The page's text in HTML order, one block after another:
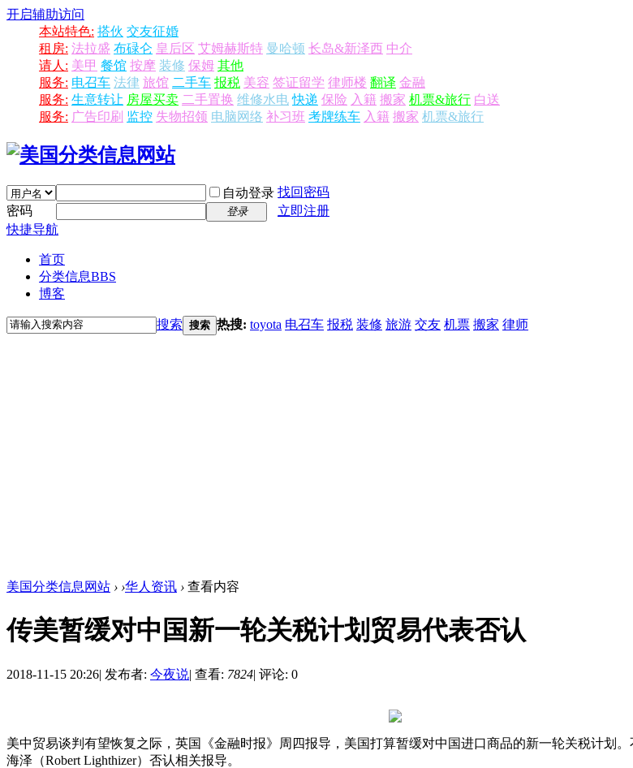
开启辅助访问
本站特色: 搭伙 交友征婚
租房: 法拉盛 布碌仑 皇后区 艾姆赫斯特 曼哈顿 长岛&新泽西 中介
请人: 美甲 餐馆 按摩 装修 保姆 其他
服务: 电召车 法律 旅馆 二手车 报税 美容 签证留学 律师楼 翻译 金融
服务: 生意转让 房屋买卖 二手置换 维修水电 快递 保险 入籍 搬家 机票&旅行 白送
服务: 广告印刷 监控 失物招领 电脑网络 补习班 考牌练车 入籍 搬家 机票&旅行
自动登录 找回密码
密码
登录
立即注册
快捷导航
首页
分类信息BBS
博客
搜索 搜索 热搜: toyota 电召车 报税 装修 旅游 交友 机票 搬家 律师
美国分类信息网站 › ›华人资讯 › 查看内容
传美暂缓对中国新一轮关税计划贸易代表否认
2018-11-15 20:26| 发布者: 今夜说| 查看: 7824| 评论: 0
美中贸易谈判有望恢复之际，英国《金融时报》周四报导，美国打算暂缓对中国进口商品的新一轮关税计划
海泽（Robert Lighthizer）否认相关报导。